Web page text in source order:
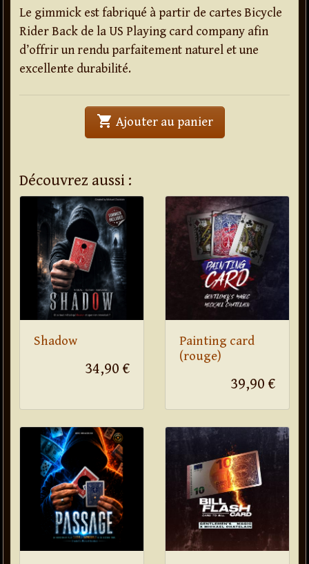
Le gimmick est fabriqué à partir de cartes Bicycle
Rider Back de la US Playing card company afin
d’offrir un rendu parfaitement naturel et une
excellente durabilité.
shopping_cart Ajouter au panier' . Painting card
Découvrez aussi :
Shadow
34,90 €
Painting card
(rouge)
39,90 €